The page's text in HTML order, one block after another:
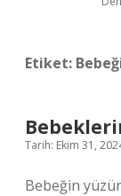
Etiket:
Tarih: Ekim 31,
Bebeğin